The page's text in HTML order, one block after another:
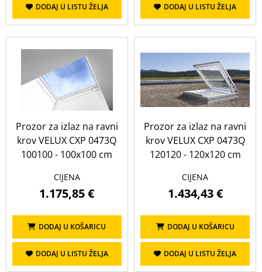
DODAJ U LISTU ŽELJA DODAJ U LISTU ŽELJA
Prozor za izlaz na ravni
krov VELUX CXP 0473Q
100100 - 100x100 cm
CIJENA
1.175,85 €
DODAJ U KOŠARICU
DODAJ U LISTU ŽELJA
Prozor za izlaz na ravni
krov VELUX CXP 0473Q
120120 - 120x120 cm
CIJENA
1.434,43 €
DODAJ U KOŠARICU
DODAJ U LISTU ŽELJA